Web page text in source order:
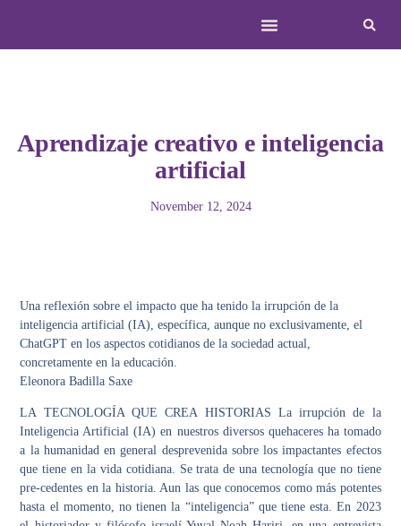
Aprendizaje creativo e inteligencia
artificial
November 12, 2024
Una reflexión sobre el impacto que ha tenido la irrupción de la
inteligencia artificial (IA), específica, aunque no exclusivamente, el
ChatGPT en los aspectos cotidianos de la sociedad actual,
concretamente en la educación.
Eleonora Badilla Saxe
LA TECNOLOGÍA QUE CREA HISTORIAS La irrupción de la
Inteligencia Artificial (IA) en nuestros diversos quehaceres ha tomado
a la humanidad en general desprevenida sobre los impactantes efectos
que tiene en la vida cotidiana. Se trata de una tecnología que no tiene
pre-cedentes en la historia. Aun las que conocemos como más potentes
hasta el momento, no tienen la “inteligencia” que tiene esta. En 2023